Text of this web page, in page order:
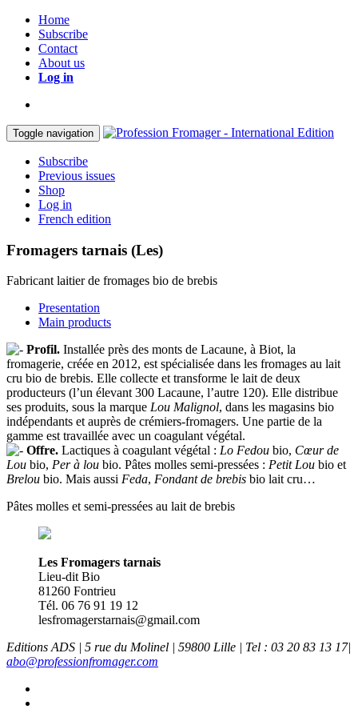
Home
Subscribe
Contact
About us
Log in
Toggle navigation
Subscribe
Previous issues
Shop
Log in
French edition
Fromagers tarnais (Les)
Fabricant laitier de fromages bio de brebis
Presentation
Main products
Profil. Installée près des monts de Lacaune, à Biot, la
fromagerie, créée en 2012, est spécialisée dans les fromages au lait
cru bio de brebis. Elle collecte et transforme le lait de deux
producteurs (l’un élevant 300 Lacaune, l’autre 120). Elle distribue
ses produits, sous la marque Lou Malignol, dans les magasins bio
indépendants et auprès de crémiers-fromagers. Une partie de la
gamme est travaillée avec un coagulant végétal.
Offre. Lactiques à coagulant végétal : Lo Fedou bio, Cœur de
Lou bio, Per à lou bio. Pâtes molles semi-pressées : Petit Lou bio et
Brelou bio. Mais aussi Feda, Fondant de brebis bio lait cru…
Pâtes molles et semi-pressées au lait de brebis
Les Fromagers tarnais
Lieu-dit Bio
81260 Fontrieu
Tél. 06 76 91 19 12
lesfromagerstarnais@gmail.com
Editions ADS | 5 rue du Molinel | 59800 Lille | Tel : 03 20 83 13 17|
abo@professionfromager.com